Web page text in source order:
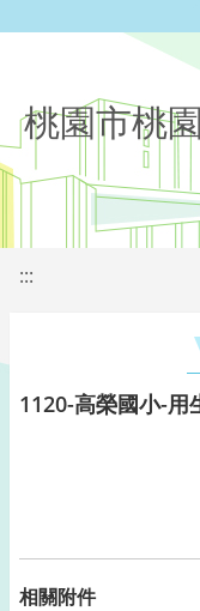
桃園市桃
:::
1120-高榮國小-用
相關附件